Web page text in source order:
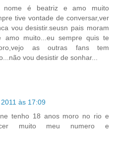
nome é beatriz e amo muito
tive vontade de conversar,ver
vou desistir.seusn pais moram
muito...eu sempre quis te
as outras fans tem
vou desistir de sonhar...
às 17:09
tenho 18 anos moro no rio e
muito meu numero e